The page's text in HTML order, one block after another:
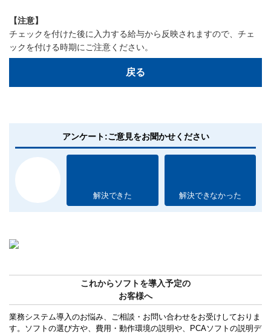
【注意】
チェックを付けた後に入力する給与から反映されますので、チェ
ックを付ける時期にご注意ください。
戻る
アンケート:ご意見をお聞かせください
解決できた 解決できなかった
これからソフトを導入予定の
お客様へ
業務システム導入のお悩み、ご相談・お問い合わせをお受けしておりま
す。ソフトの選び方や、費用・動作環境の説明や、PCAソフトの説明デ